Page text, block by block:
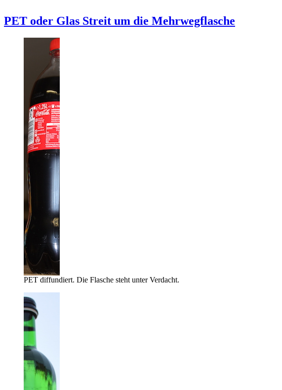
PET oder Glas Streit um die Mehrwegflasche
PET diffundiert. Die Flasche steht unter Verdacht.